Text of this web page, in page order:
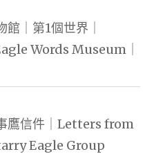
館｜第1個世界｜
Words Museum｜
鷹信件｜Letters from
Eagle Group